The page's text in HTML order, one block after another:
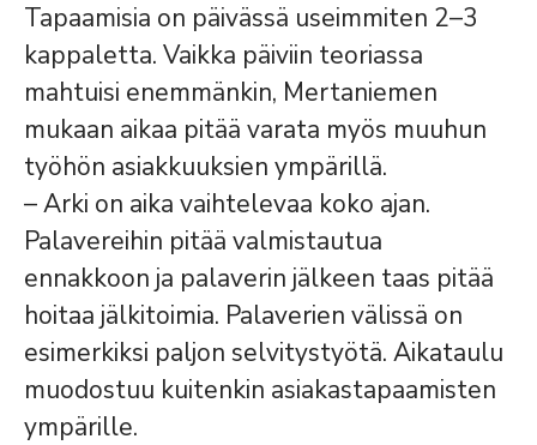
Tapaamisia on päivässä useimmiten 2–3
kappaletta. Vaikka päiviin teoriassa
mahtuisi enemmänkin, Mertaniemen
mukaan aikaa pitää varata myös muuhun
työhön asiakkuuksien ympärillä.
– Arki on aika vaihtelevaa koko ajan.
Palavereihin pitää valmistautua
ennakkoon ja palaverin jälkeen taas pitää
hoitaa jälkitoimia. Palaverien välissä on
esimerkiksi paljon selvitystyötä. Aikataulu
muodostuu kuitenkin asiakastapaamisten
ympärille.